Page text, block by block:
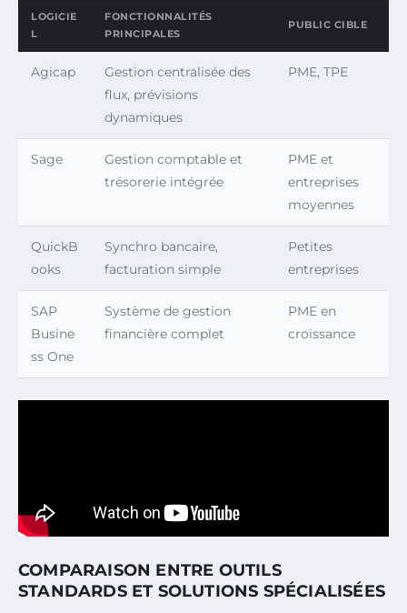
LOGICIE
L
FONCTIONNALITÉS
PRINCIPALES
PUBLIC CIBLE
Agicap
Gestion centralisée des
flux, prévisions
dynamiques
PME, TPE
Sage
Gestion comptable et
trésorerie intégrée
PME et
entreprises
moyennes
QuickB
ooks
Synchro bancaire,
facturation simple
Petites
entreprises
SAP
Busine
ss One
Système de gestion
financière complet
PME en
croissance
COMPARAISON ENTRE OUTILS
STANDARDS ET SOLUTIONS SPÉCIALISÉES